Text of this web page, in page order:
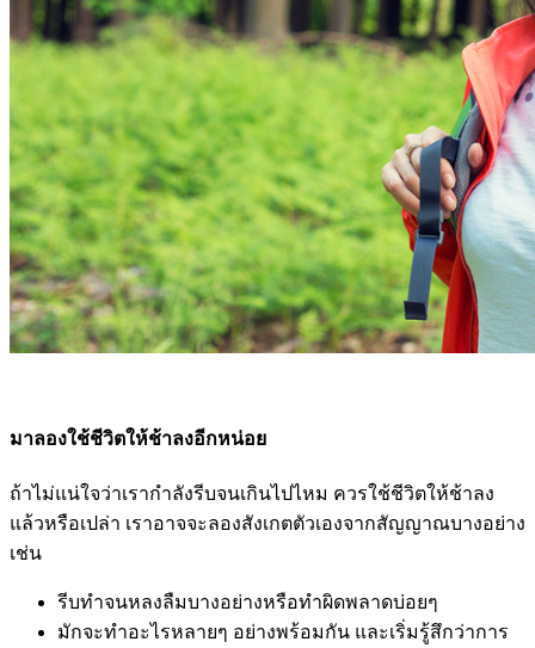
มาลองใช้ชีวิตให้ช้าลงอีกหน่อย
ถ้าไม่แน่ใจว่าเรากำลังรีบจนเกินไปไหม ควรใช้ชีวิตให้ช้าลง
แล้วหรือเปล่า เราอาจจะลองสังเกตตัวเองจากสัญญาณบางอย่าง
เช่น
รีบทำจนหลงลืมบางอย่างหรือทำผิดพลาดบ่อยๆ
มักจะทำอะไรหลายๆ อย่างพร้อมกัน และเริ่มรู้สึกว่าการ